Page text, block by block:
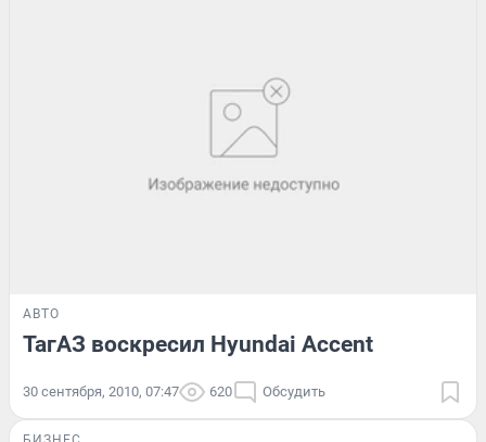
АВТО
ТагАЗ воскресил Hyundai Accent
30 сентября, 2010, 07:47 620 Обсудить